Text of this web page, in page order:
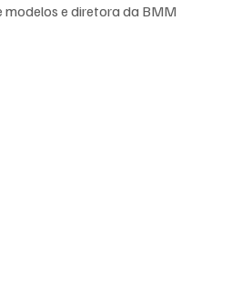
modelos e diretora da BMM